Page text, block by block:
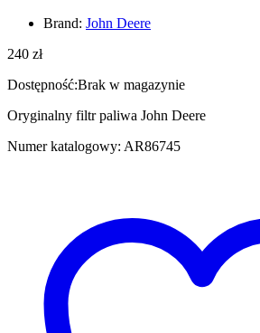
Brand: John Deere
240 zł
Dostępność:Brak w magazynie
Oryginalny filtr paliwa John Deere
Numer katalogowy: AR86745